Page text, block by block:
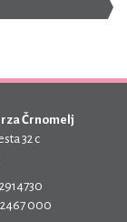
Črnomelj
32 c
000